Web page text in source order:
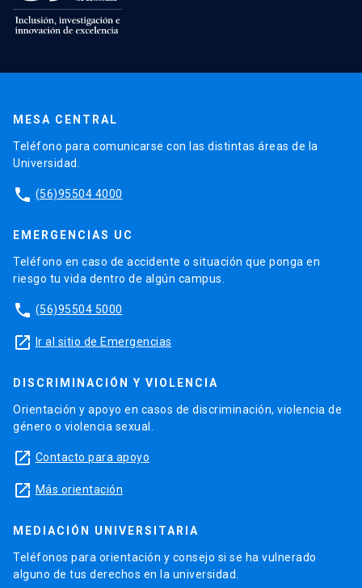
MESA CENTRAL
Teléfono para comunicarse con las distintas áreas de la
Universidad.
phone (56)95504 4000
EMERGENCIAS UC
Teléfono en caso de accidente o situación que ponga en
riesgo tu vida dentro de algún campus.
phone (56)95504 5000
launch Ir al sitio de Emergencias
DISCRIMINACIÓN Y VIOLENCIA
Orientación y apoyo en casos de discriminación, violencia de
género o violencia sexual.
launch Contacto para apoyo
launch Más orientación
MEDIACIÓN UNIVERSITARIA
Teléfonos para orientación y consejo si se ha vulnerado
alguno de tus derechos en la universidad.